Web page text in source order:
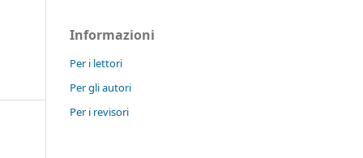
Informazioni
Per i lettori
Per gli autori
Per i revisori